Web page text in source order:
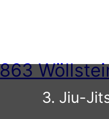
3. Jiu-